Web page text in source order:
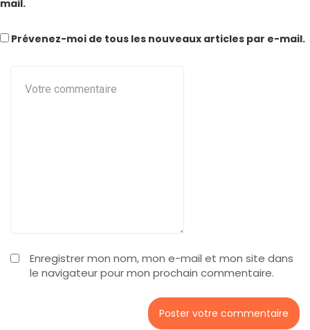
Enregistrer mon nom, mon e-mail et mon site dans
le navigateur pour mon prochain commentaire.
mail.
Prévenez-moi de tous les nouveaux articles par e-mail.